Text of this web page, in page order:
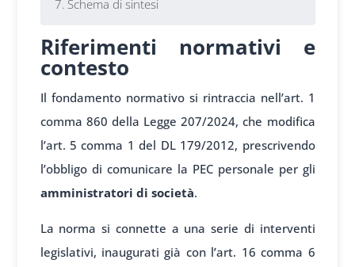
Schema di sintesi
Riferimenti normativi e
contesto
Il fondamento normativo si rintraccia nell’art. 1
comma 860 della Legge 207/2024, che modifica
l’art. 5 comma 1 del DL 179/2012, prescrivendo
l’obbligo di comunicare la PEC personale per gli
amministratori di società.
La norma si connette a una serie di interventi
legislativi, inaugurati già con l’art. 16 comma 6